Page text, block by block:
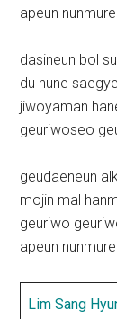
apeun
dasineun bol
du nune
jiwoyaman
geuriwoseo
geudaeneun
mojin mal
geuriwo
apeun
Lim Sang